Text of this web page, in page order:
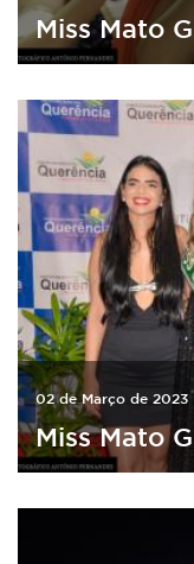
Miss Mato
02 de Março de 2023
Miss Mato